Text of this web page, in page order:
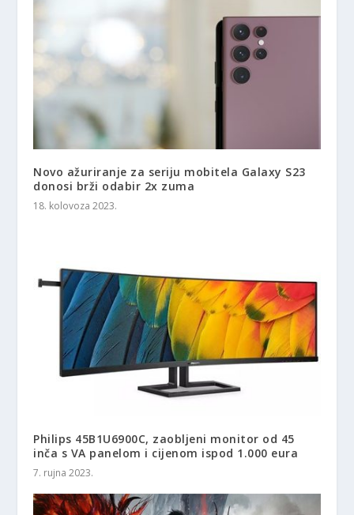
Novo ažuriranje za seriju mobitela Galaxy S23
donosi brži odabir 2x zuma
18. kolovoza 2023.
Philips 45B1U6900C, zaobljeni monitor od 45
inča s VA panelom i cijenom ispod 1.000 eura
7. rujna 2023.